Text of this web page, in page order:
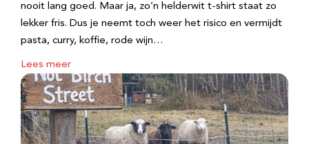
nooit lang goed. Maar ja, zo’n helderwit t-shirt staat zo
lekker fris. Dus je neemt toch weer het risico en vermijdt
pasta, curry, koffie, rode wijn…
Lees meer